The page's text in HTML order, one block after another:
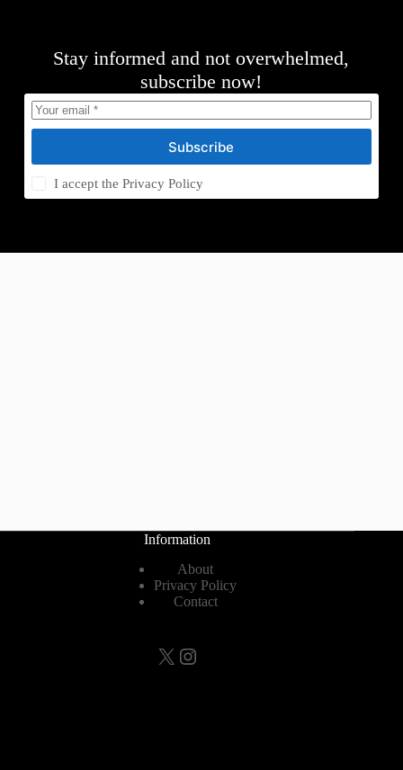
Stay informed and not overwhelmed,
subscribe now!
Subscribe
I accept thePrivacy Policy
Information
About
Privacy Policy
Contact
X Instagram